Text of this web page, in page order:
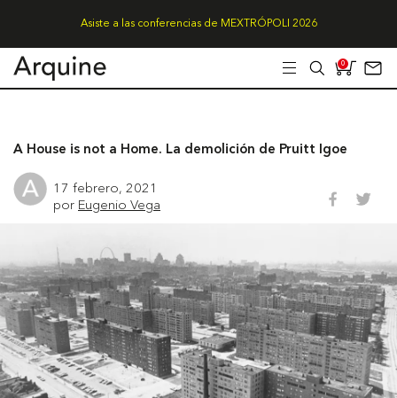
Asiste a las conferencias de MEXTRÓPOLI 2026
0
A House is not a Home. La demolición de Pruitt Igoe
17 febrero, 2021
por Eugenio Vega